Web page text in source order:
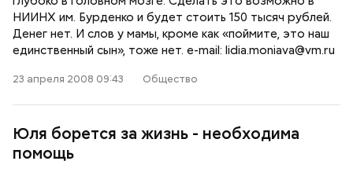
НИИНХ им. Бурденко и будет стоить 150 тысяч рублей.
Денег нет. И слов у мамы, кроме как «поймите, это наш
единственный сын», тоже нет. e-mail: lidia.moniava@vm.ru
23 апреля 2008 09:43 Общество
Юля борется за жизнь - необходима
помощь